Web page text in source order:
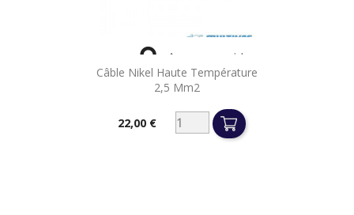
Câble Nikel Haute Température
2,5 Mm2
Prix22,00 €
 Aperçu rapide